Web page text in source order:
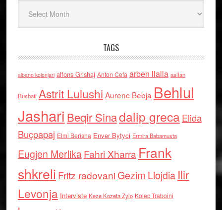
TAGS
albano kolonjari alfons Grishaj Anton Cefa arben llalla asllan
Bushati Astrit Lulushi Aurenc Bebja Behlul
Jashari Beqir Sinadalip grecaElida
Buçpapaj Elmi Berisha Enver Bytyci Ermira Babamusta
Eugjen MerlikaFahri Xharra Frank
shkreli Fritz radovaniGezim Llojdia Ilir
Levonja Interviste Keze Kozeta Zylo Kolec Traboini